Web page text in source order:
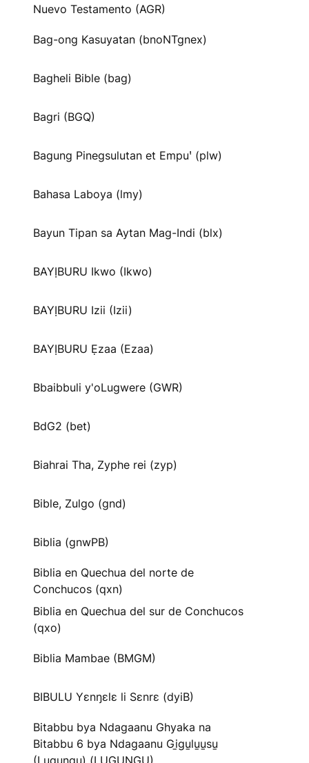
Nuevo Testamento (AGR)
Bag-ong Kasuyatan (bnoNTgnex)
Bagheli Bible (bag)
Bagri (BGQ)
Bagung Pinegsulutan et Empuꞌ (plw)
Bahasa Laboya (lmy)
Bayun Tipan sa Aytan Mag-Indi (blx)
BAYỊBURU Ikwo (Ikwo)
BAYỊBURU Izii (Izii)
BAYỊBURU Ẹzaa (Ezaa)
Bbaibbuli y'oLugwere (GWR)
BdG2 (bet)
Biahrai Tha, Zyphe rei (zyp)
Bible, Zulgo (gnd)
Biblia (gnwPB)
Biblia en Quechua del norte de
Conchucos (qxn)
Biblia en Quechua del sur de Conchucos
(qxo)
Biblia Mambae (BMGM)
BIBULU Yɛnŋɛlɛ li Sɛnrɛ (dyiB)
Bitabbu bya Ndagaanu Ghyaka na
Bitabbu 6 bya Ndagaanu Gi̱gu̱lu̱u̱su̱
(Lugungu) (LUGUNGU)